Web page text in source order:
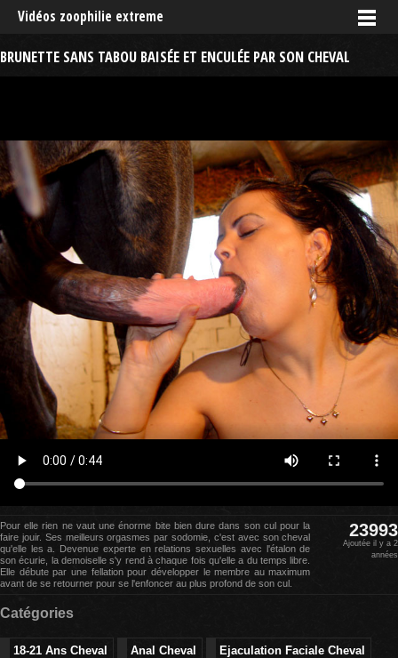
Vidéos zoophilie extreme
BRUNETTE SANS TABOU BAISÉE ET ENCULÉE PAR SON CHEVAL
Pour elle rien ne vaut une énorme bite bien dure dans son cul pour la
faire jouir. Ses meilleurs orgasmes par sodomie, c'est avec son cheval
qu'elle les a. Devenue experte en relations sexuelles avec l'étalon de
son écurie, la demoiselle s'y rend à chaque fois qu'elle a du temps libre.
Elle débute par une fellation pour développer le membre au maximum
avant de se retourner pour se l'enfoncer au plus profond de son cul.
23993
Ajoutée il y a 2
années
Catégories
18-21 Ans Cheval Anal Cheval
Ejaculation Faciale Cheval